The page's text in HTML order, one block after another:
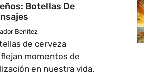
Botellas De
Benítez
de cerveza
momentos de
en nuestra vida.